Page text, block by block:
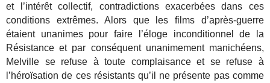
et l’intérêt collectif, contradictions exacerbées dans ces
conditions extrêmes. Alors que les films d’après-guerre
étaient unanimes pour faire l’éloge inconditionnel de la
Résistance et par conséquent unanimement manichéens,
Melville se refuse à toute complaisance et se refuse à
l’héroïsation de ces résistants qu’il ne présente pas comme